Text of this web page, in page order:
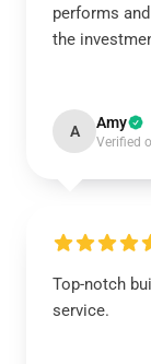
performs
the
A Amy
Verified
Top-notch
service.